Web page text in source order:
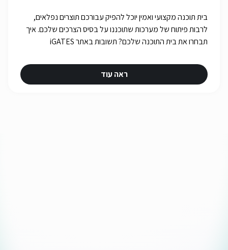
בית תוכנה מקצועי ואמין יוכל להפיק עבורכם תוצרים נפלאים,
לרבות פיתוח של מערכות שתוכננו על בסיס הצרכים שלכם. איך
תבחרו את בית התוכנה שלכם? תשובות באתר iGATES
ראה עוד